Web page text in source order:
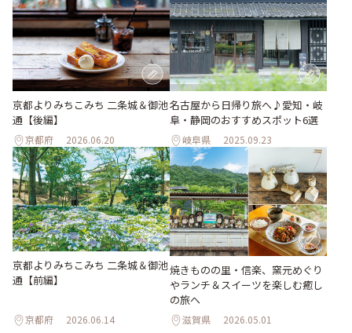
京都よりみちこみち 二条城＆御池
通【後編】
京都府 2026.06.20
名古屋から日帰り旅へ♪愛知・岐
阜・静岡のおすすめスポット6選
岐阜県 2025.09.23
京都よりみちこみち 二条城＆御池
通【前編】
京都府 2026.06.14
焼きものの里・信楽、窯元めぐり
やランチ＆スイーツを楽しむ癒し
の旅へ
滋賀県 2026.05.01